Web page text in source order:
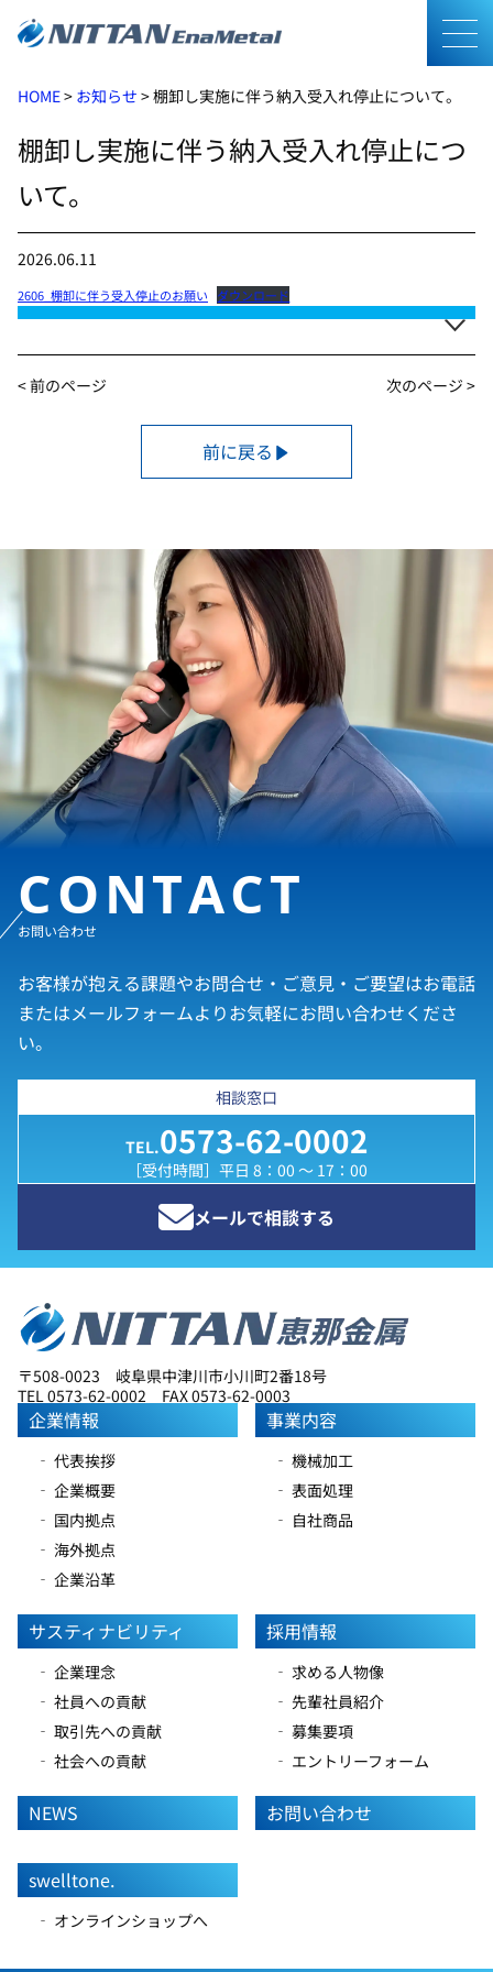
メ
HOME> お知らせ >棚卸し実施に伴う納入受入れ停止について。
棚卸し実施に伴う納入受入れ停止につ
いて。
2026.06.11
2606_棚卸に伴う受入停止のお願い ダウンロード
< 前のページ 次のページ >
前に戻る
CONTACT
お問い合わせ
お客様が抱える課題やお問合せ・ご意見・ご要望はお電話
またはメールフォームよりお気軽にお問い合わせくださ
い。
相談窓口
TEL.0573-62-0002
［受付時間］平日 8：00 ～ 17：00
メールで相談する
〒508-0023 岐阜県中津川市小川町2番18号
TEL 0573-62-0002 FAX 0573-62-0003
企業情報
‐ 代表挨拶
‐ 企業概要
‐ 国内拠点
‐ 海外拠点
‐ 企業沿革
事業内容
‐ 機械加工
‐ 表面処理
‐ 自社商品
サスティナビリティ
‐ 企業理念
‐ 社員への貢献
‐ 取引先への貢献
‐ 社会への貢献
採用情報
‐ 求める人物像
‐ 先輩社員紹介
‐ 募集要項
‐ エントリーフォーム
NEWS お問い合わせ
swelltone.
‐ オンラインショップへ